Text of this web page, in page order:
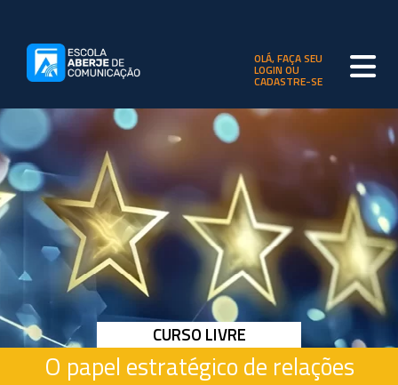
OLÁ, FAÇA SEU
LOGIN OU
CADASTRE-SE
CURSO LIVRE
O papel estratégico de relações